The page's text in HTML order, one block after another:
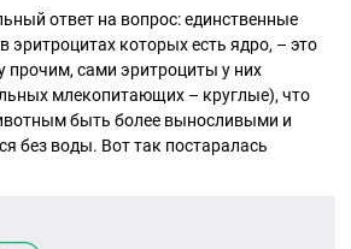
ответ на вопрос: единственные
эритроцитах которых есть ядро, – это
сами эритроциты у них
млекопитающих – круглые), что
быть более выносливыми и
без воды. Вот так постаралась